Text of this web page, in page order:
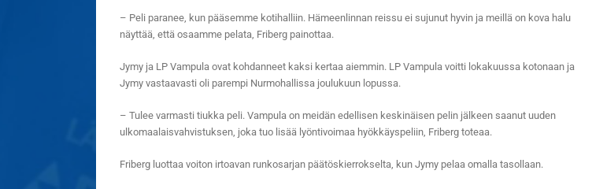
– Peli paranee, kun pääsemme kotihalliin. Hämeenlinnan reissu ei sujunut hyvin ja meillä on kova halu
näyttää, että osaamme pelata, Friberg painottaa.
Jymy ja LP Vampula ovat kohdanneet kaksi kertaa aiemmin. LP Vampula voitti lokakuussa kotonaan ja
Jymy vastaavasti oli parempi Nurmohallissa joulukuun lopussa.
– Tulee varmasti tiukka peli. Vampula on meidän edellisen keskinäisen pelin jälkeen saanut uuden
ulkomaalaisvahvistuksen, joka tuo lisää lyöntivoimaa hyökkäyspeliin, Friberg toteaa.
Friberg luottaa voiton irtoavan runkosarjan päätöskierrokselta, kun Jymy pelaa omalla tasollaan.